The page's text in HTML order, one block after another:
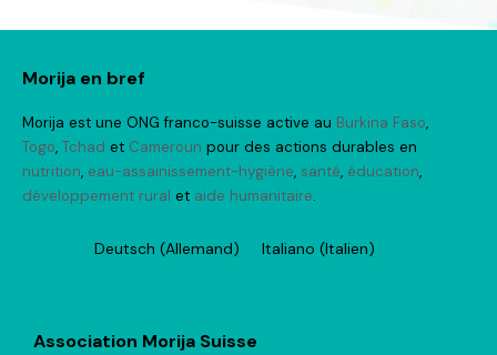
Morija en bref
Morija est une ONG franco-suisse active au Burkina Faso,
Togo, Tchad et Cameroun pour des actions durables en
nutrition, eau-assainissement-hygiène, santé, éducation,
développement rural et aide humanitaire.
Deutsch (Allemand) Italiano (Italien)
Association Morija Suisse